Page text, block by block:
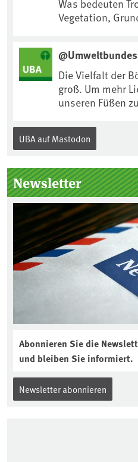
Was bedeuten
Vegetation,
weitere Fragen
www.uba.de/
#Klimawandel
Die Vielfalt der
groß. Um mehr
unseren Füßen
Internationalen
„Boden des
Kuratorium, wie
Jahres
eigentlich
Bodenjahres?
aktuellen Podcast „Soilcast“.
reinhören:
https://
interview-die-
UBA auf Mastodon
Newsletter
Abonnieren Sie die
und bleiben Sie informiert.
Newsletter abonnieren